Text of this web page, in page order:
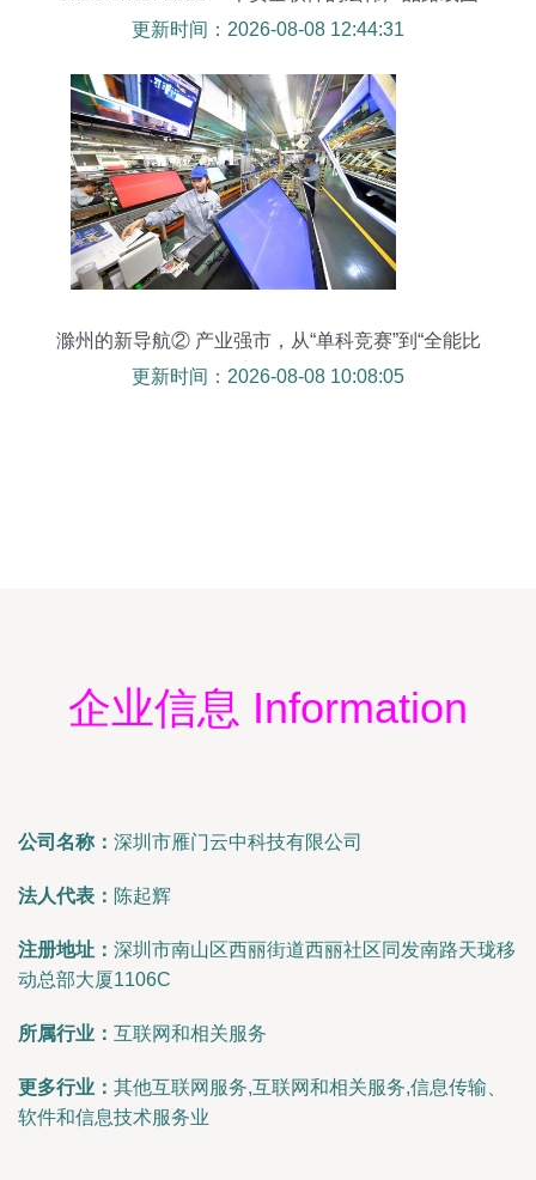
更新时间：2026-08-08 12:44:31
滁州的新导航② 产业强市，从“单科竞赛”到“全能比
赛”软件
更新时间：2026-08-08 10:08:05
企业信息 Information
公司名称： 深圳市雁门云中科技有限公司
法人代表： 陈起辉
注册地址： 深圳市南山区西丽街道西丽社区同发南路天珑移
动总部大厦1106C
所属行业： 互联网和相关服务
更多行业： 其他互联网服务,互联网和相关服务,信息传输、
软件和信息技术服务业